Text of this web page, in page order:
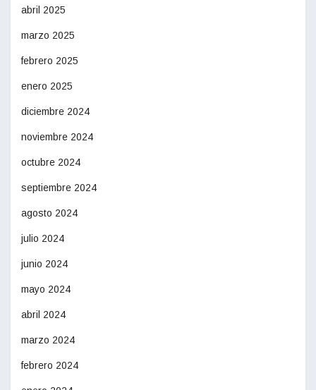
abril 2025
marzo 2025
febrero 2025
enero 2025
diciembre 2024
noviembre 2024
octubre 2024
septiembre 2024
agosto 2024
julio 2024
junio 2024
mayo 2024
abril 2024
marzo 2024
febrero 2024